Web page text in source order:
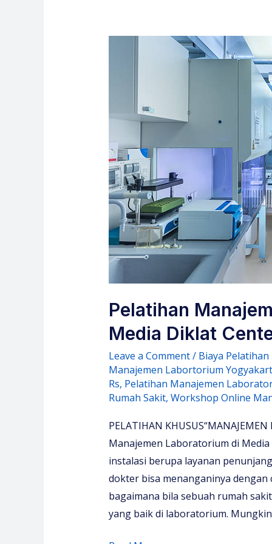
Pelatihan
Media Diklat
Leave a Comment/ Biaya
Manajemen Labortorium
Rs, Pelatihan Manajemen
Rumah Sakit, Workshop Online
PELATIHAN
Manajemen Laboratorium di
instalasi berupa layanan
dokter bisa menanganinya
bagaimana bila sebuah rumah
yang baik di laboratorium.